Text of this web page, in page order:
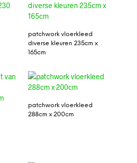
patchwork vloerkleed
diverse kleuren 235cm x
165cm
patchwork vloerkleed
288cm x 200cm